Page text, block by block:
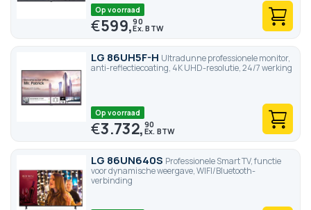
Op voorraad
€599,90
LG 86UH5F-H Ultradunne professionele monitor,
anti-reflectiecoating, 4K UHD-resolutie, 24/7 werking
Op voorraad
€3.732,90
LG 86UN640S Professionele Smart TV, functie
voor dynamische weergave, WIFI/Bluetooth-
verbinding